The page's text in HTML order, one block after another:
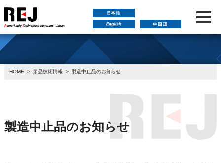
HOME > 製品技術情報 > 製造中止品のお知らせ
製造中止品のお知らせ